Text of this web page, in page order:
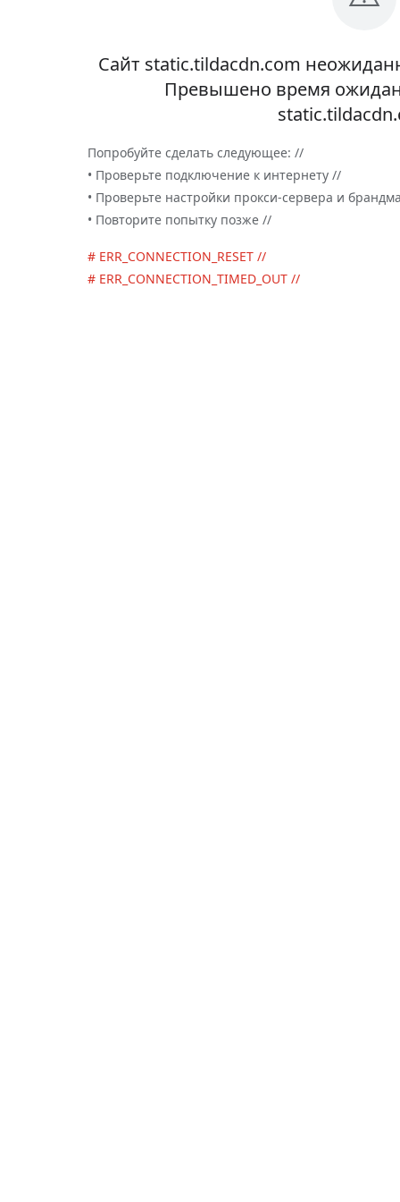
Сайт static.tildacdn.com
Превышено время
Попробуйте сделать следующее: //
• Проверьте подключение к интернету //
• Проверьте настройки прокси-сервера и
• Повторите попытку позже //
# ERR_CONNECTION_RESET //
# ERR_CONNECTION_TIMED_OUT //